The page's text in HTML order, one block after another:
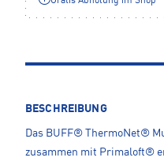
BESCHREIBUNG
Das BUFF® ThermoNet®
zusammen mit Primaloft®